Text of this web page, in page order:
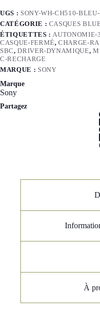
UGS : SONY-WH-CH510-
CATÉGORIE : CASQUES
ÉTIQUETTES : AUTONOMIE-
CASQUE-FERMÉ,CHARGE-
SBC,DRIVER-DYNAMIQUE,
C-RECHARGE
MARQUE : SONY
Marque
Sony
Partagez
À